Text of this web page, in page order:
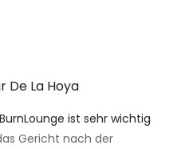
De La Hoya
ist sehr wichtig
Gericht nach der